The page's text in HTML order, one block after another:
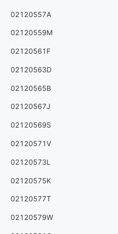
02120557A
02120559M
02120561F
02120563D
02120565B
02120567J
02120569S
02120571V
02120573L
02120575K
02120577T
02120579W